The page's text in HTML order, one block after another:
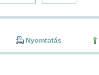
Nyomtatás